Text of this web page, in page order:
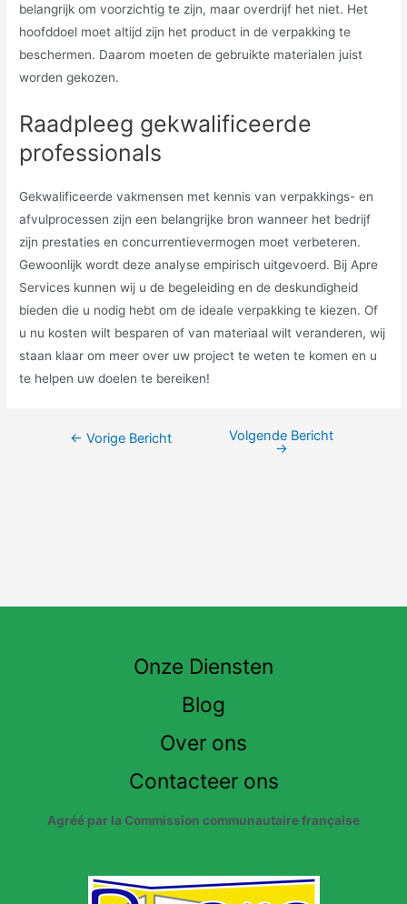
belangrijk om voorzichtig te zijn, maar overdrijf het niet. Het
hoofddoel moet altijd zijn het product in de verpakking te
beschermen. Daarom moeten de gebruikte materialen juist
worden gekozen.
Raadpleeg gekwalificeerde
professionals
Gekwalificeerde vakmensen met kennis van verpakkings- en
afvulprocessen zijn een belangrijke bron wanneer het bedrijf
zijn prestaties en concurrentievermogen moet verbeteren.
Gewoonlijk wordt deze analyse empirisch uitgevoerd. Bij Apre
Services kunnen wij u de begeleiding en de deskundigheid
bieden die u nodig hebt om de ideale verpakking te kiezen. Of
u nu kosten wilt besparen of van materiaal wilt veranderen, wij
staan klaar om meer over uw project te weten te komen en u
te helpen uw doelen te bereiken!
Berichtnavigatie
← Vorige Bericht Volgende Bericht
→
Onze Diensten
Blog
Over ons
Contacteer ons
Agréé par la Commission communautaire française